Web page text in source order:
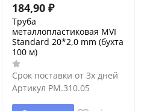
184,90 ₽
Труба
металлопластиковая MVI
Standard 20*2,0 mm (бухта
100 м)
Срок поставки от 3х дней
Артикул PM.310.05